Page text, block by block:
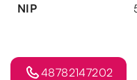
NIP
48782147202